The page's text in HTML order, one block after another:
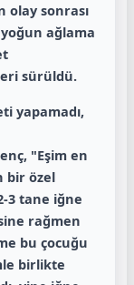
olay sonrası
ağlama
sürüldü.
yapamadı,
"Eşim en
bir özel
3 tane iğne
rağmen
bu çocuğu
birlikte